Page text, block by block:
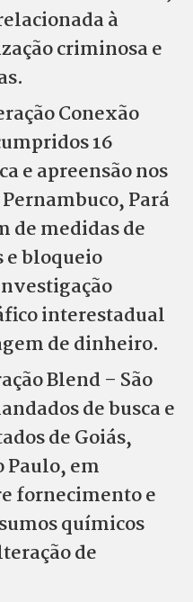
à
criminosa e
Conexão
16
e apreensão nos
Pará
de medidas de
e bloqueio
interestadual
de dinheiro.
Blend – São
de busca e
de Goiás,
Paulo, em
fornecimento e
químicos
de